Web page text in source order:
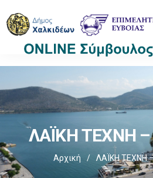
ΛΑΪΚΗ ΤΕΧΝΗ
Αρχική / ΛΑΪΚΗ ΤΕΧΝΗ